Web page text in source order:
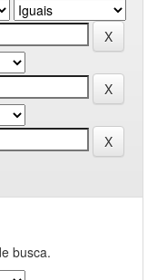
busca.